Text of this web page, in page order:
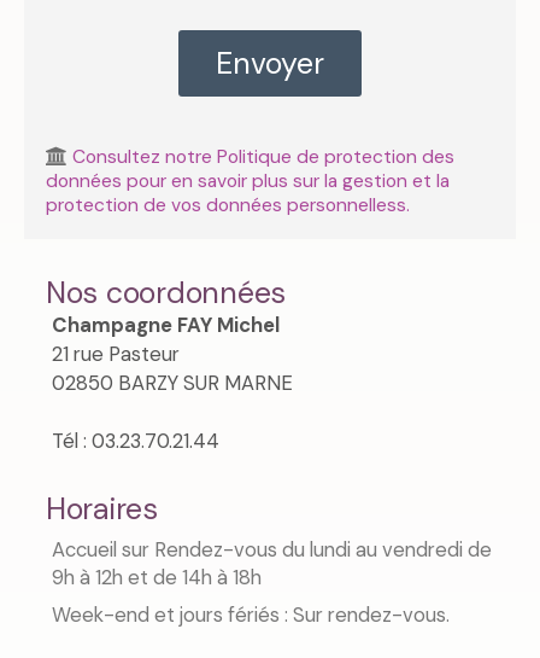
Consultez notre Politique de protection des
données pour en savoir plus sur la gestion et la
protection de vos données personnelless.
Nos coordonnées
Champagne FAY Michel
21 rue Pasteur
02850 BARZY SUR MARNE
Tél : 03.23.70.21.44
Horaires
Accueil sur Rendez-vous du lundi au vendredi de
9h à 12h et de 14h à 18h
Week-end et jours fériés : Sur rendez-vous.